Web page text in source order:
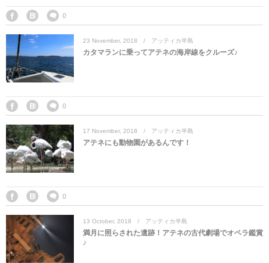
0
23 November, 2018 アッティカ半島
カタマランに乗ってアテネの海岸線をクルーズ♪
0
17 November, 2018 アッティカ半島
アテネにも動物園があるんです！
0
13 October, 2018 アッティカ半島
満月に照らされた遺跡！アテネの古代劇場でオペラ鑑賞
♪